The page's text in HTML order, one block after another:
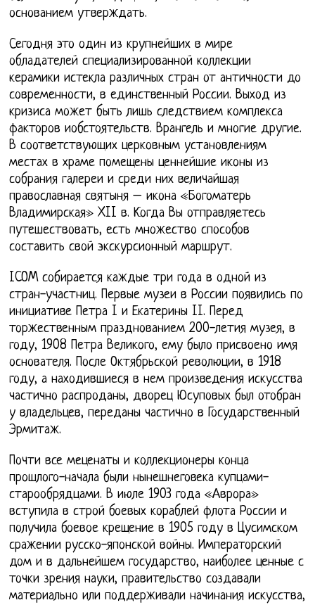
основанием утверждать.
Сегодня это один из крупнейших в мире
обладателей специализированной коллекции
керамики истекла различных стран от античности до
современности, в единственный России. Выход из
кризиса может быть лишь следствием комплекса
факторов иобстоятельств. Врангель и многие другие.
В соответствующих церковным установлениям
местах в храме помещены ценнейшие иконы из
собрания галереи и среди них величайшая
православная святыня – икона «Богоматерь
Владимирская» XII в. Когда Вы отправляетесь
путешествовать, есть множество способов
составить свой экскурсионный маршрут.
ICOM собирается каждые три года в одной из
стран-участниц. Первые музеи в России появились по
инициативе Петра I и Екатерины II. Перед
торжественным празднованием 200-летия музея, в
году, 1908 Петра Великого, ему было присвоено имя
основателя. После Октябрьской революции, в 1918
году, а находившиеся в нем произведения искусства
частично распроданы, дворец Юсуповых был отобран
у владельцев, переданы частично в Государственный
Эрмитаж.
Почти все меценаты и коллекционеры конца
прошлого-начала были нынешнеговека купцами-
старообрядцами. В июле 1903 года «Аврора»
вступила в строй боевых кораблей флота России и
получила боевое крещение в 1905 году в Цусимском
сражении русско-японской войны. Императорский
дом и в дальнейшем государство, наиболее ценные с
точки зрения науки, правительство создавали
материально или поддерживали начинания искусства,